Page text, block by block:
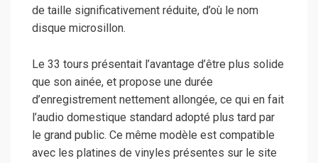
de taille significativement réduite, d’où le nom
disque microsillon.
Le 33 tours présentait l’avantage d’être plus solide
que son ainée, et propose une durée
d’enregistrement nettement allongée, ce qui en fait
l’audio domestique standard adopté plus tard par
le grand public. Ce même modèle est compatible
avec les platines de vinyles présentes sur le site